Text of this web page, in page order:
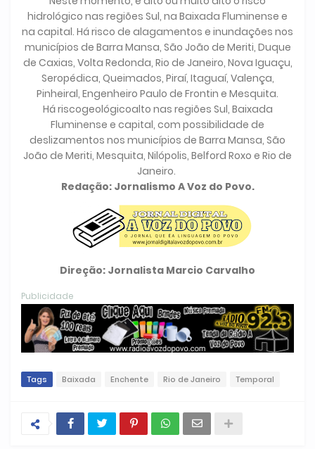
hidrológico nas regiões Sul, na Baixada Fluminense e
na capital. Há risco de alagamentos e inundações nos
municípios de Barra Mansa, São João de Meriti, Duque
de Caxias, Volta Redonda, Rio de Janeiro, Nova Iguaçu,
Seropédica, Queimados, Piraí, Itaguaí, Valença,
Pinheiral, Engenheiro Paulo de Frontin e Mesquita.
Há riscogeológicoalto nas regiões Sul, Baixada
Fluminense e capital, com possibilidade de
deslizamentos nos municípios de Barra Mansa, São
João de Meriti, Mesquita, Nilópolis, Belford Roxo e Rio de
Janeiro.
Redação: Jornalismo A Voz do Povo.
Direção: Jornalista Marcio Carvalho
Publicidade
Tags Baixada Enchente Rio de Janeiro Temporal